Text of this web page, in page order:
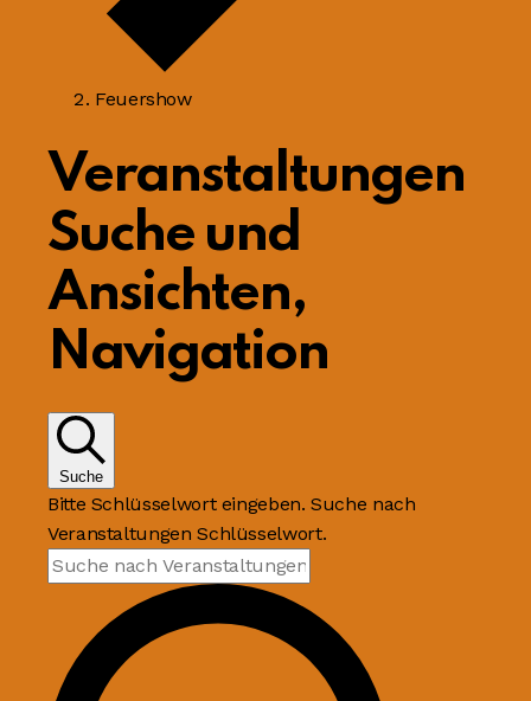
Feuershow
Veranstaltungen
Suche und
Ansichten,
Navigation
Suche
Bitte Schlüsselwort eingeben. Suche nach
Veranstaltungen Schlüsselwort.